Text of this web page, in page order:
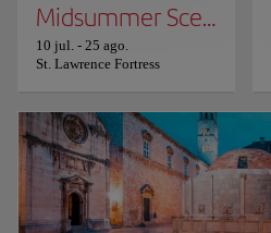
Midsummer Scene
10 jul. - 25 ago.
St. Lawrence Fortress